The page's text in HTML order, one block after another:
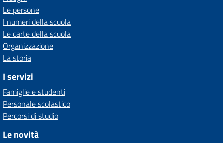
Le persone
I numeri della scuola
Le carte della scuola
Organizzazione
La storia
I servizi
Famiglie e studenti
Personale scolastico
Percorsi di studio
Le novità